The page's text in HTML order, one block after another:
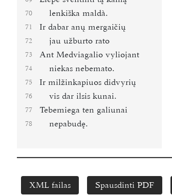
70 lenkiška maldà.
71 Ir dabar anų mergaičių
72 jau užburto rato
73 Ant Medviagalio vyliojant
74 niekas nebemato.
75 Ir milžinkapiuos didvyrių
76 vis dar ilsis kunai.
77 Tebemiega ten galiunai
78 nepabudę.
XML failas Spausdinti PDF